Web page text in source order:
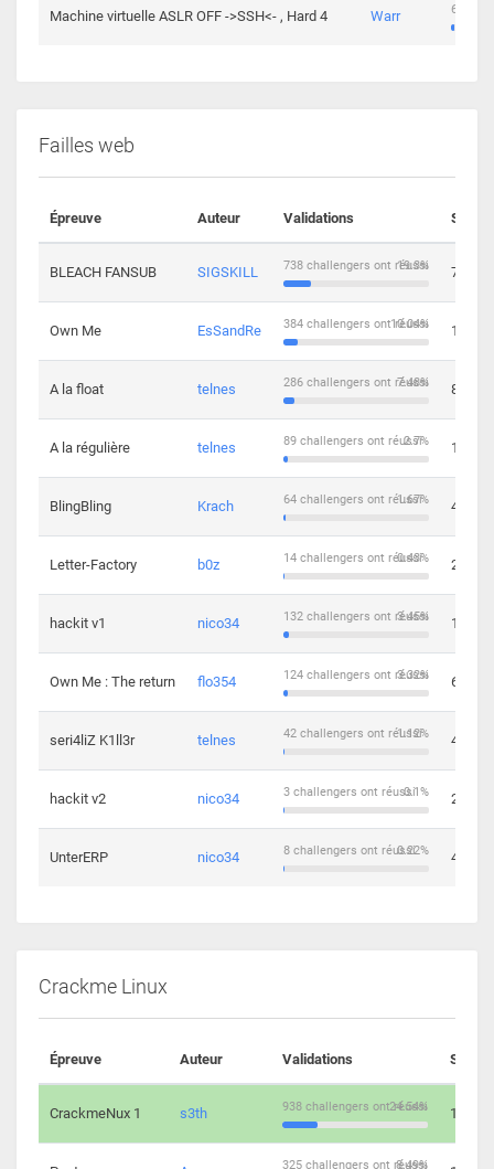
Machine virtuelle ASLR OFF ->SSH<- , Hard 4 Warr 63
Failles web
Épreuve Auteur Validations
BLEACH FANSUB SIGSKILL 19.3%
738 challengers ont réussi 7
Own Me EsSandRe 10.04%
384 challengers ont réussi 13
A la float telnes 7.48%
286 challengers ont réussi 8
A la régulière telnes 2.7%
89 challengers ont réussi 10
BlingBling Krach 1.67%
64 challengers ont réussi 4
Letter-Factory b0z 0.43%
14 challengers ont réussi 2
hackit v1 nico34 3.45%
132 challengers ont réussi 12
Own Me : The return flo354 3.32%
124 challengers ont réussi 6
seri4liZ K1ll3r telnes 1.12%
42 challengers ont réussi 4
hackit v2 nico34 0.1%
3 challengers ont réussi 2
UnterERP nico34 0.22%
8 challengers ont réussi 4
Crackme Linux
Épreuve Auteur Validations
CrackmeNux 1 s3th 24.54%
938 challengers ont réussi 14
8.49%
325 challengers ont réussi